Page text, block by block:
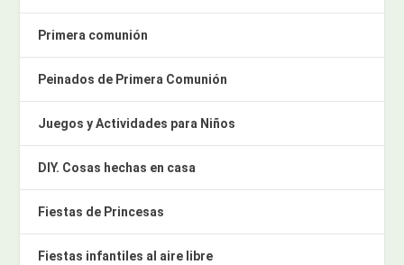
Primera comunión
Peinados de Primera Comunión
Juegos y Actividades para Niños
DIY. Cosas hechas en casa
Fiestas de Princesas
Fiestas infantiles al aire libre